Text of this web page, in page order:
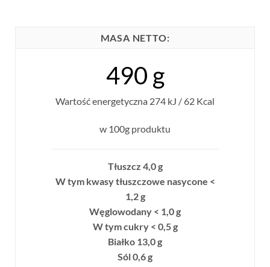
MASA NETTO:
490 g
Wartość energetyczna 274 kJ / 62 Kcal
w 100g produktu
Tłuszcz 4,0 g
W tym kwasy tłuszczowe nasycone <
1,2 g
Węglowodany < 1,0 g
W tym cukry < 0,5 g
Białko 13,0 g
Sól 0,6 g